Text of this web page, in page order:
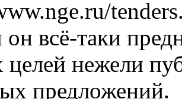
всё-таки
целей нежели
предложений.